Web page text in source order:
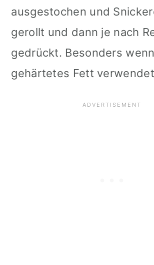
ausgestochen und
gerollt und dann je nach
gedrückt. Besonders
gehärtetes Fett